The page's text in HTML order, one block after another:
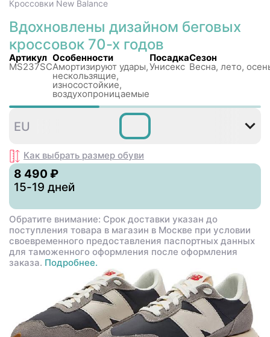
Кроссовки New Balance
Вдохновлены дизайном беговых
кроссовок 70-х годов
Артикул
MS237SC
Особенности
Амортизируют удары,
нескользящиe,
износостойкие,
воздухопроницаемые
Посадка
Унисекс
Сезон
Весна, лето,
,5
EU
Как выбрать размер обуви
8 490 ₽
15-19 дней
Обратите внимание: Срок доставки указан до
поступления товара в магазин в Москве при условии
своевременного предоставления паспортных данных
для таможенного оформления после оформления
заказа. Подробнее.